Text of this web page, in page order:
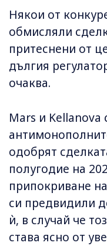
Някои от
обмисляли
притеснени от
дългия
очаква.
Mars и Kellanova
одобрят
полугодие на
припокриване
си предвидили
ѝ, в случай че
става ясно от